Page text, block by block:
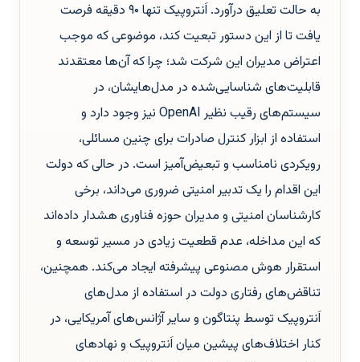
به حالت تعلیق درآورد. اَنتروپیک تنها ۹۰ دقیقه فرصت
یافت تا از این دستور تبعیت کند، موضوعی که موجب
اعتراض مدیران این شرکت شد؛ چرا که آن‌ها معتقدند
قابلیت‌های شناسایی‌شده در مدل‌هایشان، در
سیستم‌های رقیب نظیر OpenAI نیز وجود دارد و
استفاده از ابزار کنترل صادرات برای چنین مسائلی،
رویکردی نامناسب و تبعیض‌آمیز است. در حالی که دولت
این اقدام را یک تدبیر امنیتی ضروری می‌داند، برخی
کارشناسان امنیتی و مدیران حوزه فناوری هشدار داده‌اند
که این مداخله، عدم قطعیت زیادی در مسیر توسعه و
استقرار هوش مصنوعی پیشرفته ایجاد می‌کند. همچنین،
تناقض‌های رفتاری دولت در استفاده از مدل‌های
اَنتروپیک توسط پنتاگون و سایر آژانس‌های آمریکایی، در
کنار اختلاف‌های پیشین میان اَنتروپیک و نهادهای